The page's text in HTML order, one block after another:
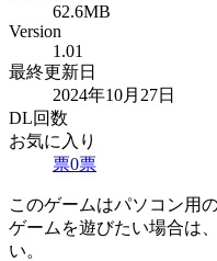
62.6MB
Version
1.01
最終更新日
2024年10月27日
DL回数
お気に入り
票0票
このゲームはパソコン用
ゲームを遊びたい場合は
い。